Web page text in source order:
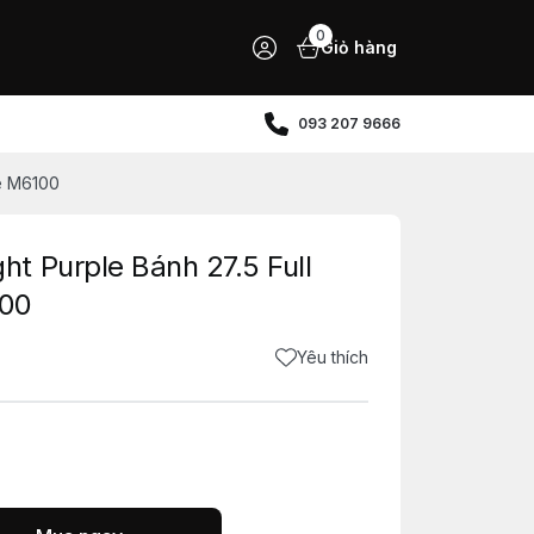
0
Giỏ hàng
093 207 9666
M6100
Purple Bánh 27.5 Full
Yêu thích